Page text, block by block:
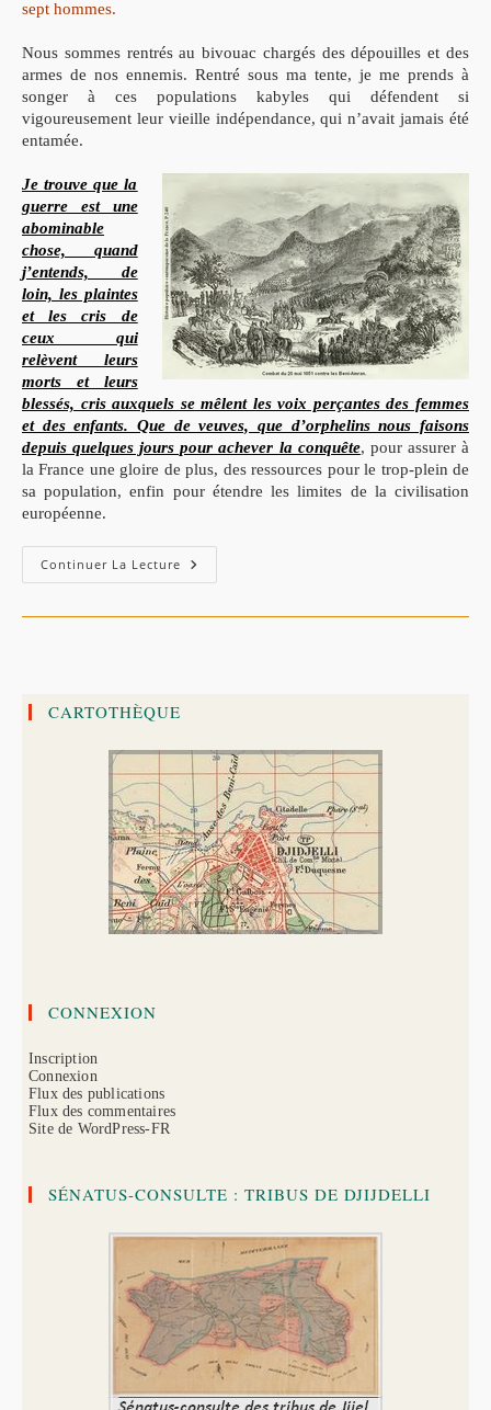
sept hommes.
Nous sommes rentrés au bivouac chargés des dépouilles et des
armes de nos ennemis. Rentré sous ma tente, je me prends à
songer à ces populations kabyles qui défendent si
vigoureusement leur vieille indépendance, qui n’avait jamais été
entamée.
Je trouve que la
guerre est une
abominable
chose, quand
j’entends, de
loin, les plaintes
et les cris de
ceux qui
relèvent leurs
morts et leurs
blessés, cris auxquels se mêlent les voix perçantes des femmes
et des enfants. Que de veuves, que d’orphelins nous faisons
depuis quelques jours pour achever la conquête, pour assurer à
la France une gloire de plus, des ressources pour le trop-plein de
sa population, enfin pour étendre les limites de la civilisation
européenne.
Continuer La Lecture Lettre
Du
1851
CARTOTHÈQUE
CONNEXION
Inscription
Connexion
Flux des publications
Flux des commentaires
Site de WordPress-FR
SÉNATUS-CONSULTE : TRIBUS DE DJIJDELLI